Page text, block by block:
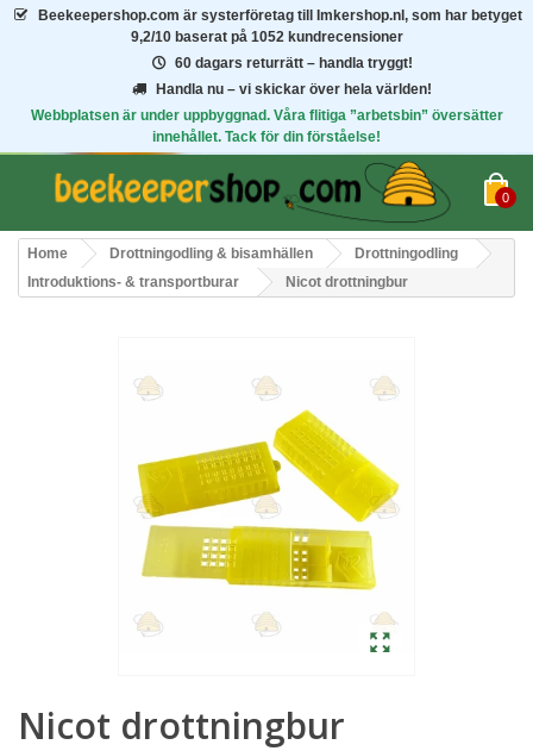
Beekeepershop.com är systerföretag till Imkershop.nl, som har betyget
9,2/10 baserat på 1052 kundrecensioner
60 dagars returrätt – handla tryggt!
Handla nu – vi skickar över hela världen!
Webbplatsen är under uppbyggnad. Våra flitiga ”arbetsbin” översätter
innehållet. Tack för din förståelse!
0
Home Drottningodling & bisamhällen
Drottningodling
Introduktions- & transportburar
Nicot drottningbur
Nicot drottningbur